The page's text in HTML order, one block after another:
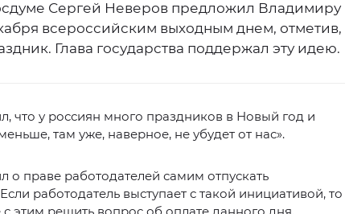
Сергей Неверов предложил Владимиру
всероссийским выходным днем, отметив,
Глава государства поддержал эту идею.
что у россиян много праздников в Новый год и
там уже, наверное, не убудет от нас».
о праве работодателей самим отпускать
работодатель выступает с такой инициативой, то
этим решить вопрос об оплате данного дня.